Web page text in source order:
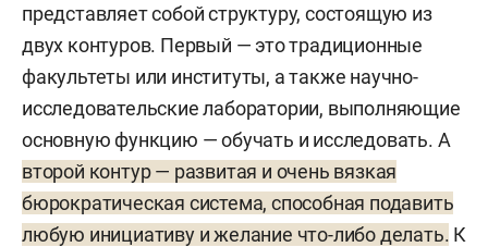
представляет собой структуру, состоящую из
двух контуров. Первый — это традиционные
факультеты или институты, а также научно-
исследовательские лаборатории, выполняющие
основную функцию — обучать и исследовать. А
второй контур — развитая и очень вязкая
бюрократическая система, способная подавить
любую инициативу и желание что-либо делать. К